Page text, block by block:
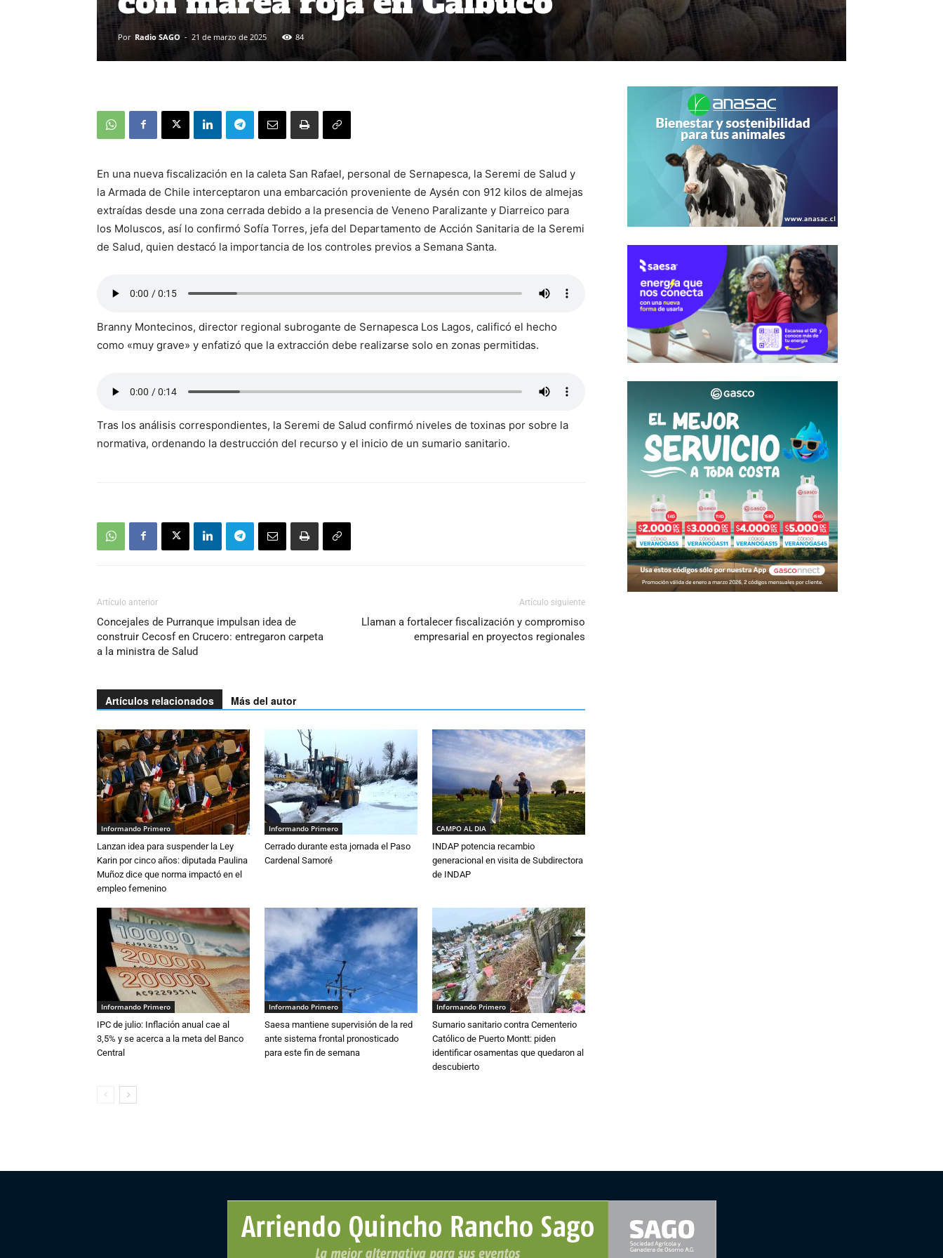
Por Radio SAGO - 21 de marzo de 2025 84
En una nueva fiscalización en la caleta San Rafael, personal de Sernapesca, la Seremi de Salud y
la Armada de Chile interceptaron una embarcación proveniente de Aysén con 912 kilos de almejas
extraídas desde una zona cerrada debido a la presencia de Veneno Paralizante y Diarreico para
los Moluscos, así lo confirmó Sofía Torres, jefa del Departamento de Acción Sanitaria de la Seremi
de Salud, quien destacó la importancia de los controles previos a Semana Santa.
Branny Montecinos, director regional subrogante de Sernapesca Los Lagos, calificó el hecho
como «muy grave» y enfatizó que la extracción debe realizarse solo en zonas permitidas.
Tras los análisis correspondientes, la Seremi de Salud confirmó niveles de toxinas por sobre la
normativa, ordenando la destrucción del recurso y el inicio de un sumario sanitario.
Artículo anterior
Concejales de Purranque impulsan idea de
construir Cecosf en Crucero: entregaron carpeta
a la ministra de Salud
Artículo siguiente
Llaman a fortalecer fiscalización y compromiso
empresarial en proyectos regionales
Artículos relacionados Más del autor
Informando Primero
Lanzan idea para suspender la Ley
Karin por cinco años: diputada Paulina
Muñoz dice que norma impactó en el
empleo femenino
Informando Primero
Cerrado durante esta jornada el Paso
Cardenal Samoré
CAMPO AL DIA
INDAP potencia recambio
generacional en visita de Subdirectora
de INDAP
Informando Primero
IPC de julio: Inflación anual cae al
3,5% y se acerca a la meta del Banco
Central
Informando Primero
Saesa mantiene supervisión de la red
ante sistema frontal pronosticado
para este fin de semana
Informando Primero
Sumario sanitario contra Cementerio
Católico de Puerto Montt: piden
identificar osamentas que quedaron al
descubierto